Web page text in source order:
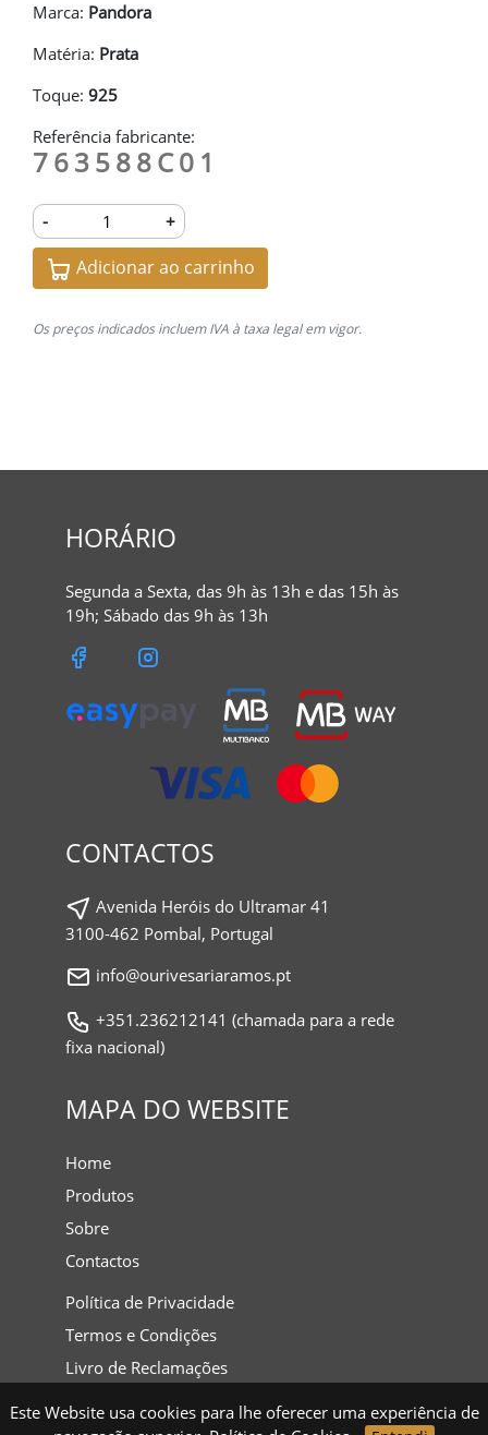
Marca: Pandora
Matéria: Prata
Toque: 925
Referência fabricante:
763588C01
- +
Adicionar ao carrinho
Os preços indicados incluem IVA à taxa legal em vigor.
HORÁRIO
Segunda a Sexta, das 9h às 13h e das 15h às
19h; Sábado das 9h às 13h
CONTACTOS
Avenida Heróis do Ultramar 41
3100-462 Pombal, Portugal
info@ourivesariaramos.pt
+351.236212141 (chamada para a rede
fixa nacional)
MAPA DO WEBSITE
Home
Produtos
Sobre
Contactos
Política de Privacidade
Termos e Condições
Livro de Reclamações
Este Website usa cookies para lhe oferecer uma experiência de